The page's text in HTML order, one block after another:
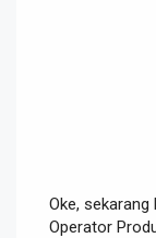
Oke,
Operator